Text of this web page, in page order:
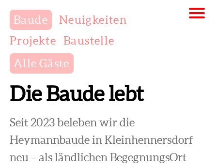
Baude
Neuigkeiten
Projekte
Baustelle
Alle Gäste
Die Baude lebt
Seit 2023 beleben wir die
Heymannbaude in Kleinhennersdorf
neu – als ländlichen BegegnungsOrt